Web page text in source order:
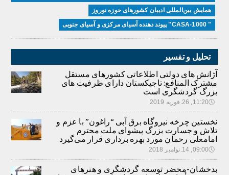
همایش بین‌المللی ادیبان کشور‌های حوزه نوروز
" CASA-1000" پیوند دهنده آسیای مرکزی و آسیای جنوبی
تحلیل و تفسیر
آژانش های دولتی اطلاعاتی کشورهای مستقل
مشترک المنافع: تاجیکستان دارای ظرفیت های
بزرگ گردشگری است
🕔11:20, 26.فوریه 2019
نخستین چرخه نیروگاه برق آبی “راغون” با عزم و
تلاش و جسارت بزرگ پیشوای ملت محترم
امامعلی رحمان مورد بهره برداری قرار می‌گیرد
🕔09:00, 14.نوامبر 2018
بدخشان-محضر توسعه گردشگری و هنرهای